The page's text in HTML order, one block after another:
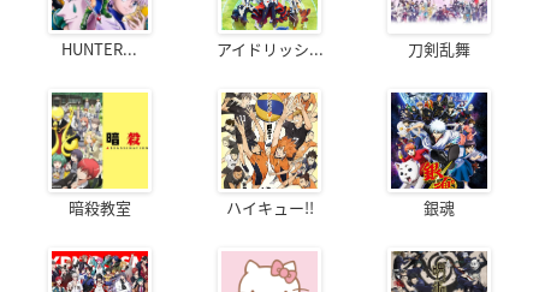
HUNTER... アイドリッシ... 刀剣乱舞
暗殺教室 ハイキュー!! 銀魂